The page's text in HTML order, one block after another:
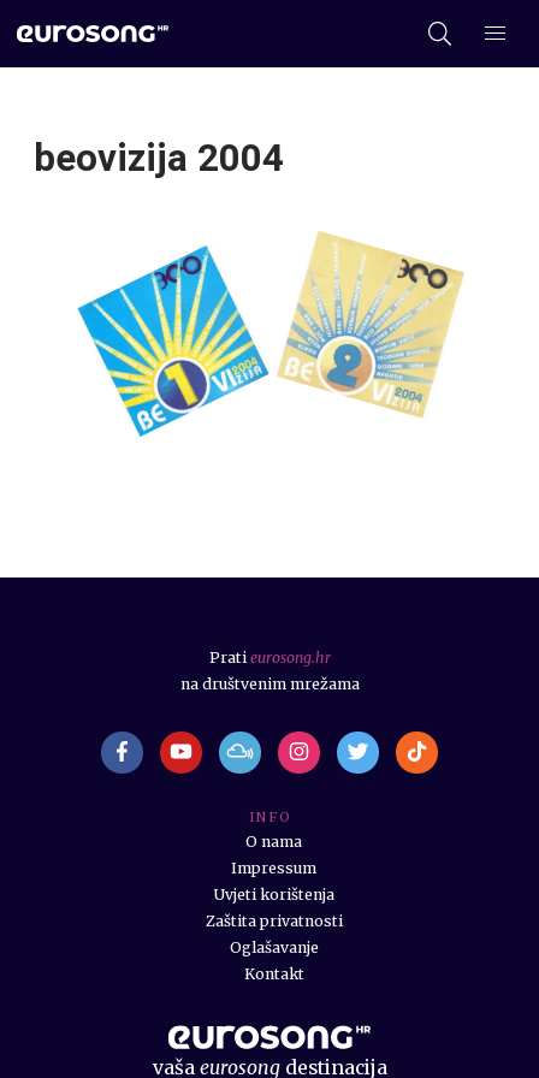
beovizija 2004
vaša eurosongdestinacija
I N F O
O nama
Impressum
Uvjeti korištenja
Zaštita privatnosti
Oglašavanje
Kontakt
Prati eurosong.hr
na društvenim mrežama